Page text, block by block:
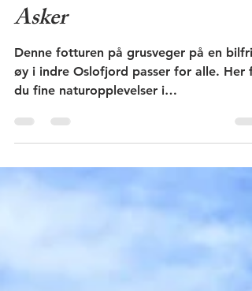
Alrededor de Brønnøya:
senderismo en una isla sin
coches en el municipio de
Asker
Denne fotturen på grusveger på en bilfri
øy i indre Oslofjord passer for alle. Her